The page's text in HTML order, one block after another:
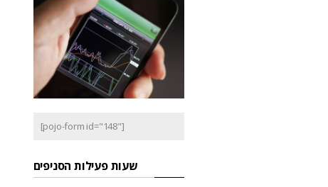
[pojo-form id="148"]
שעות פעילות הסניפים